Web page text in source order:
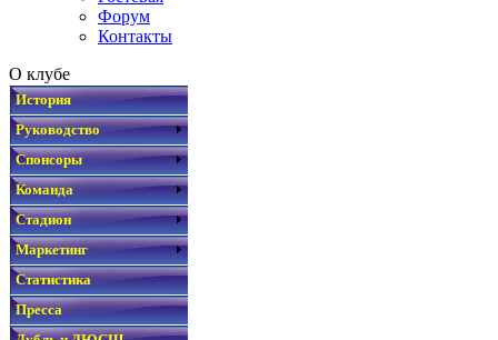
Форум
Контакты
О клубе
История
Руководство
Спонсоры
Команда
Стадион
Маркетинг
Статистика
Пресса